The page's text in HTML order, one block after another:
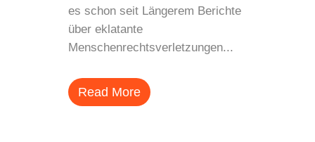
es schon seit Längerem Berichte
über eklatante
Menschenrechtsverletzungen...
Read More